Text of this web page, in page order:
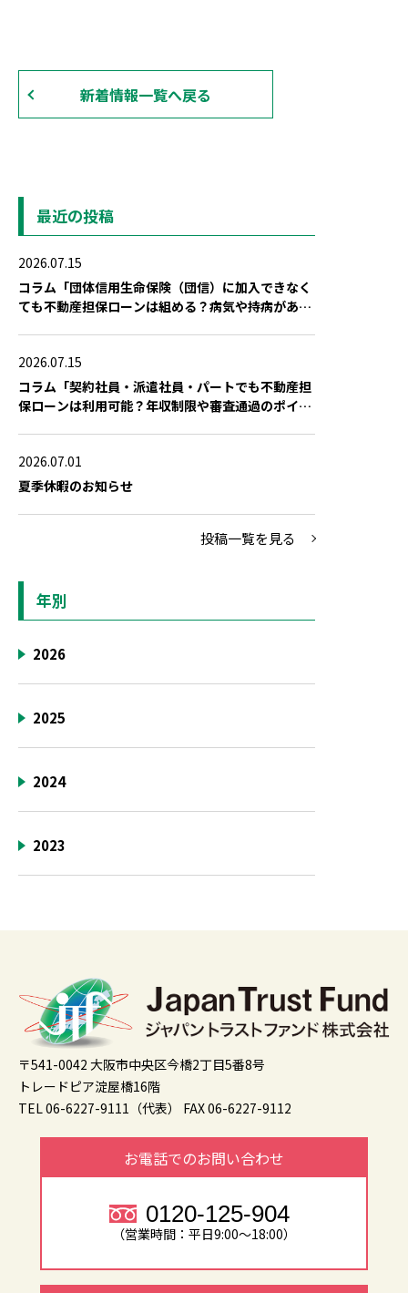
新着情報一覧へ戻る
最近の投稿
2026.07.15
コラム「団体信用生命保険（団信）に加入できなく
ても不動産担保ローンは組める？病気や持病がある
2026.07.15
コラム「契約社員・派遣社員・パートでも不動産担
保ローンは利用可能？年収制限や審査通過のポイン
2026.07.01
夏季休暇のお知らせ
投稿一覧を見る
年別
2026
2025
2024
2023
〒541-0042 大阪市中央区今橋2丁目5番8号
トレードピア淀屋橋16階
TEL 06-6227-9111（代表）
FAX 06-6227-9112
お電話でのお問い合わせ
0120-125-904
（営業時間：平日9:00～18:00）